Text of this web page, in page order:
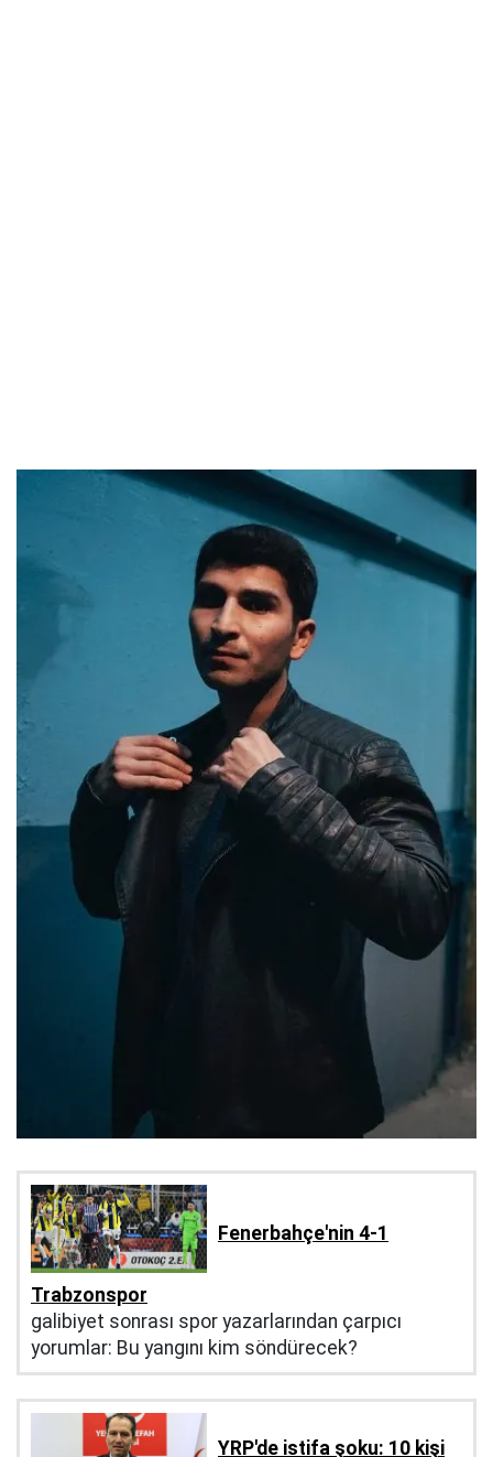
Fenerbahçe'nin 4-1
Trabzonspor
galibiyet sonrası spor yazarlarından çarpıcı
yorumlar: Bu yangını kim söndürecek?
YRP'de istifa şoku: 10 kişi